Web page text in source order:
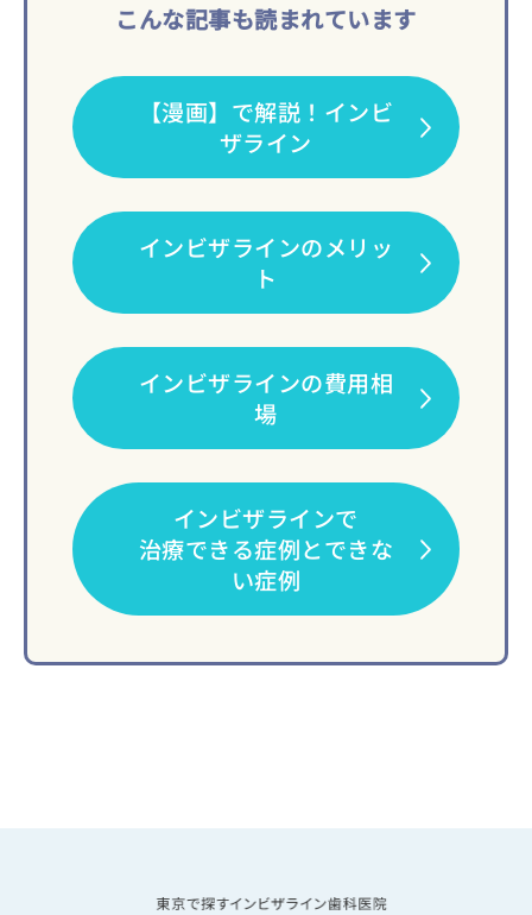
こんな記事も読まれています
【漫画】で解説！インビ
ザライン
インビザラインのメリッ
ト
インビザラインの費用相
場
インビザラインで
治療できる症例とできな
い症例